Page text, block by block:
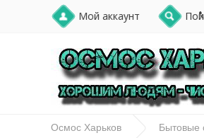
Мой аккаунт
Осмос Харьков Бытовые